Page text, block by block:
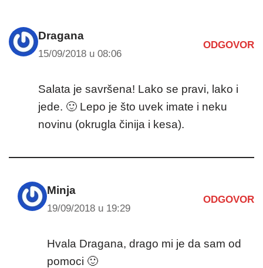
Dragana
15/09/2018 u 08:06
ODGOVOR
Salata je savršena! Lako se pravi, lako i
jede. 🙂 Lepo je što uvek imate i neku
novinu (okrugla činija i kesa).
Minja
19/09/2018 u 19:29
ODGOVOR
Hvala Dragana, drago mi je da sam od
pomoci 🙂